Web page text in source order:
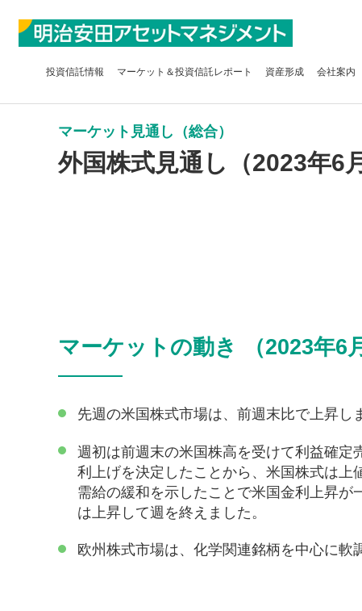
投資信託情報 マーケット＆投資信託レポート 資産形成 会社案内
マーケット見通し（総合）
外国株式見通し（2023年6
マーケットの動き （2023年6
先週の米国株式市場は、前週末比で上昇し
週初は前週末の米国株高を受けて利益確定
利上げを決定したことから、米国株式は
需給の緩和を示したことで米国金利上昇
は上昇して週を終えました。
欧州株式市場は、化学関連銘柄を中心に軟